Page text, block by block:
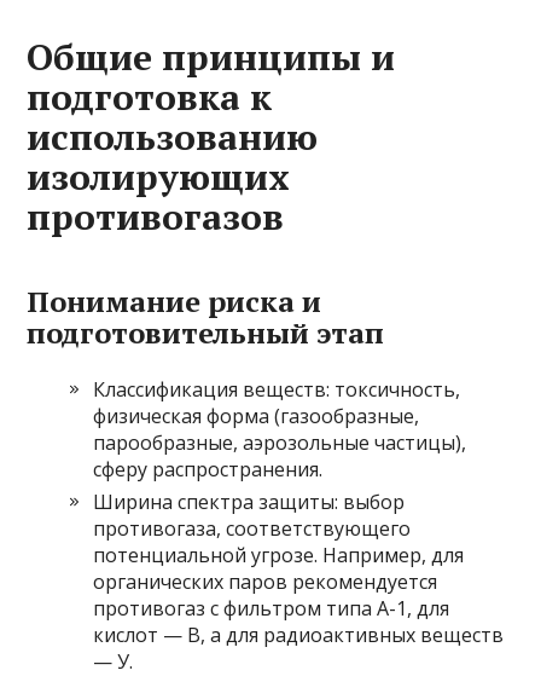
Общие принципы и
подготовка к
использованию
изолирующих
противогазов
Понимание риска и
подготовительный этап
Классификация веществ: токсичность,
физическая форма (газообразные,
парообразные, аэрозольные частицы),
сферу распространения.
Ширина спектра защиты: выбор
противогаза, соответствующего
потенциальной угрозе. Например, для
органических паров рекомендуется
противогаз с фильтром типа А-1, для
кислот — В, а для радиоактивных веществ
— У.